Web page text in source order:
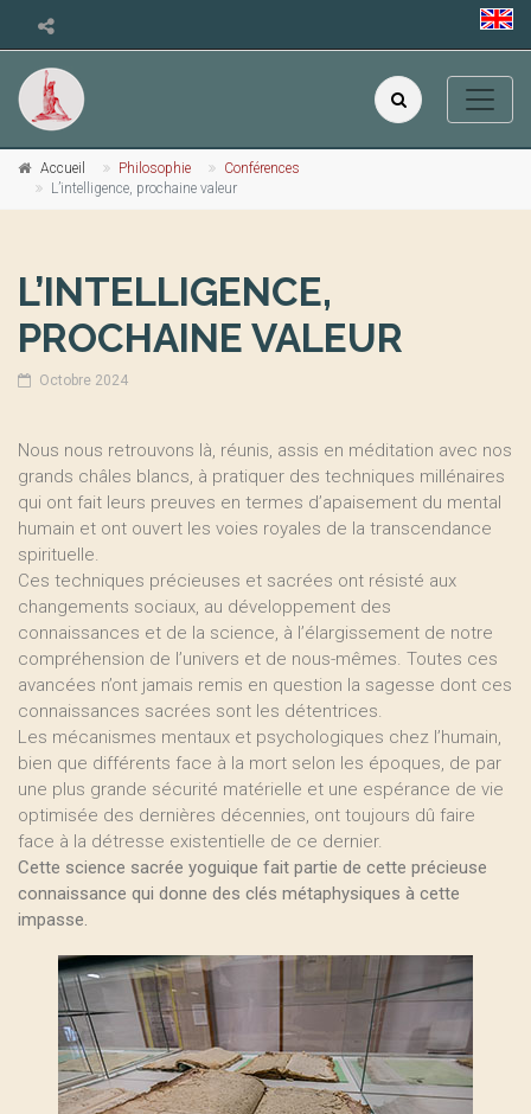
Accueil Philosophie
Conférences
L’intelligence, prochaine valeur
L’INTELLIGENCE,
PROCHAINE VALEUR
Octobre 2024
Nous nous retrouvons là, réunis, assis en méditation avec nos
grands châles blancs, à pratiquer des techniques millénaires
qui ont fait leurs preuves en termes d’apaisement du mental
humain et ont ouvert les voies royales de la transcendance
spirituelle.
Ces techniques précieuses et sacrées ont résisté aux
changements sociaux, au développement des
connaissances et de la science, à l’élargissement de notre
compréhension de l’univers et de nous-mêmes. Toutes ces
avancées n’ont jamais remis en question la sagesse dont ces
connaissances sacrées sont les détentrices.
Les mécanismes mentaux et psychologiques chez l’humain,
bien que différents face à la mort selon les époques, de par
une plus grande sécurité matérielle et une espérance de vie
optimisée des dernières décennies, ont toujours dû faire
face à la détresse existentielle de ce dernier.
Cette science sacrée yoguique fait partie de cette précieuse
connaissance qui donne des clés métaphysiques à cette
impasse.